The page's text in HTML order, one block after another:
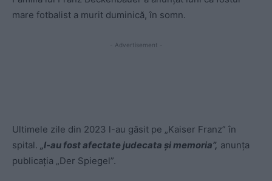
mare fotbalist a murit duminică, în somn.
- Advertisement -
Ultimele zile din 2023 l-au găsit pe „Kaiser Franz” în
spital. „I-au fost afectate judecata și memoria”, anunța
publicația „Der Spiegel”.